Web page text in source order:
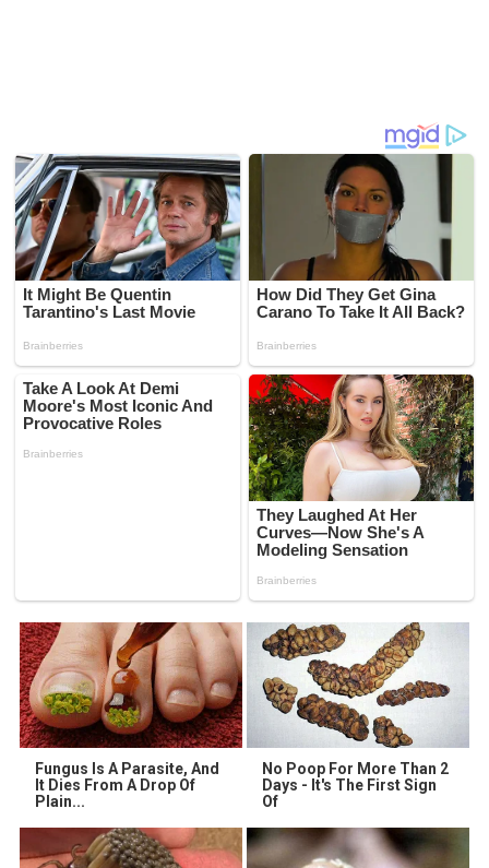
Fungus Is A Parasite, And
It Dies From A Drop Of
Plain...
No Poop For More Than 2
Days - It's The First Sign
Of